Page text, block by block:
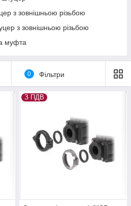
з внутрішньою на меншу
під вилку
з'єднанням
з зовнішньою різьбою
з зовнішньою різьбою
муфта
0 Фільтри
З ПДВ